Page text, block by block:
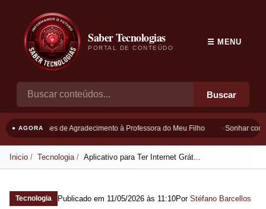
Saber Tecnologias
PORTAL DE CONTEÚDO
Buscar
☰ MENU
● AGORAFrases de Agradecimento à Professora do Meu Filho Sonhar com
Inicio Tecnologia Aplicativo para Ter Internet Grát...
Tecnologia Publicado em 11/05/2026 às 11:10Por Stéfano Barcellos